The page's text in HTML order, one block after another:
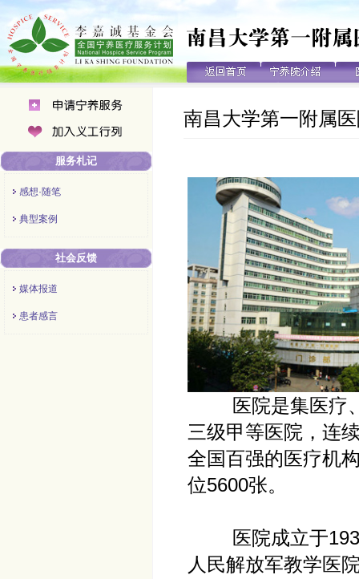
服务札记
感想·随笔
典型案例
社会反馈
媒体报道
患者感言
南昌大学第一附属
医院是集医疗、
三级甲等医院，连
全国百强的医疗机
位5600张。
医院成立于1939
人民解放军教学医